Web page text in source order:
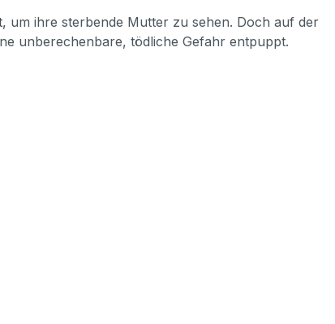
um ihre sterbende Mutter zu sehen. Doch auf der
unberechenbare, tödliche Gefahr entpuppt.